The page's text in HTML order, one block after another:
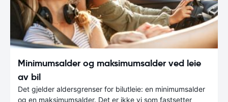
Minimumsalder og maksimumsalder ved leie
av bil
Det gjelder aldersgrenser for bilutleie: en minimumsalder
og en maksimumsalder. Det er ikke vi som fastsetter